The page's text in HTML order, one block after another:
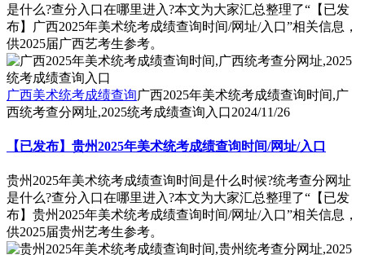
是什么?查分入口在哪里进入?本文为大家汇总整理了“【已发
布】广西2025年美术统考成绩查询时间/网址/入口”相关信息，
供2025届广西艺考生参考。
广西美术统考成绩查询广西2025年美术统考成绩查询时间,广
西统考查分网址,2025统考成绩查询入口2024/11/26
【已发布】贵州2025年美术统考成绩查询时间/网址/入口
贵州2025年美术统考成绩查询时间是什么时候?统考查分网址
是什么?查分入口在哪里进入?本文为大家汇总整理了“【已发
布】贵州2025年美术统考成绩查询时间/网址/入口”相关信息，
供2025届贵州艺考生参考。